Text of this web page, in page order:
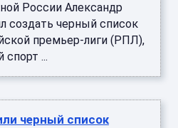
России Александр
создать черный список
премьер-лиги (РПЛ),
спорт ...
черный список